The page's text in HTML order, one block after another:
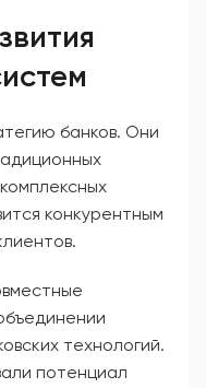
банков. Они
конкурентным
технологий.
потенциал